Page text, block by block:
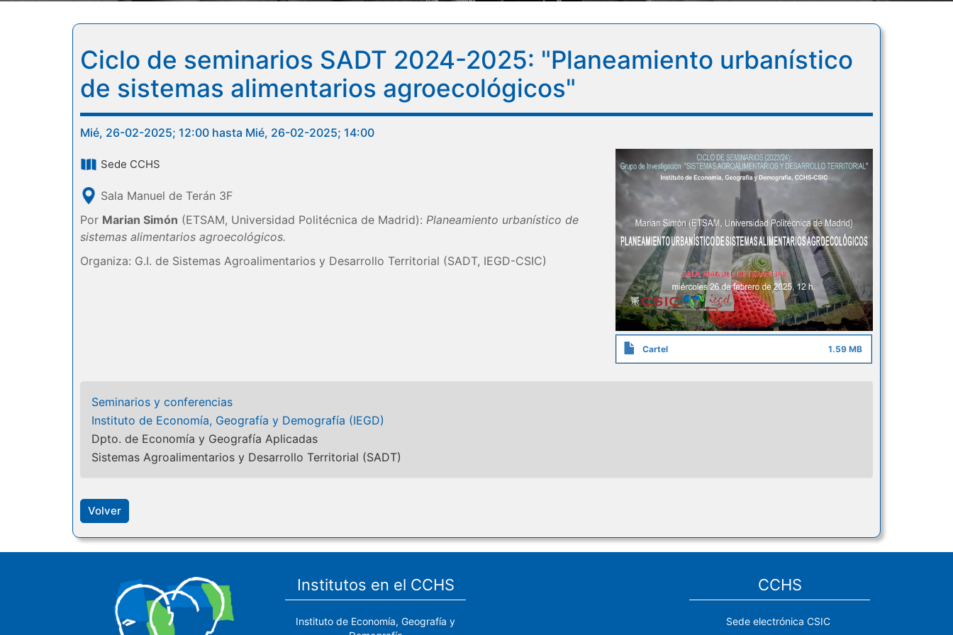
Ciclo de seminarios SADT 2024-2025: "Planeamiento urbanístico
de sistemas alimentarios agroecológicos"
Mié, 26-02-2025; 12:00 hasta Mié, 26-02-2025; 14:00
Sede CCHS
Sala Manuel de Terán 3F
Por Marian Simón (ETSAM, Universidad Politécnica de Madrid): Planeamiento urbanístico de
sistemas alimentarios agroecológicos.
Organiza: G.I. de Sistemas Agroalimentarios y Desarrollo Territorial (SADT, IEGD-CSIC)
Cartel 1.59 MB
Seminarios y conferencias
Instituto de Economía, Geografía y Demografía (IEGD)
Dpto. de Economía y Geografía Aplicadas
Sistemas Agroalimentarios y Desarrollo Territorial (SADT)
Volver
Institutos en el CCHS
Instituto de Economía, Geografía y
CCHS
Sede electrónica CSIC